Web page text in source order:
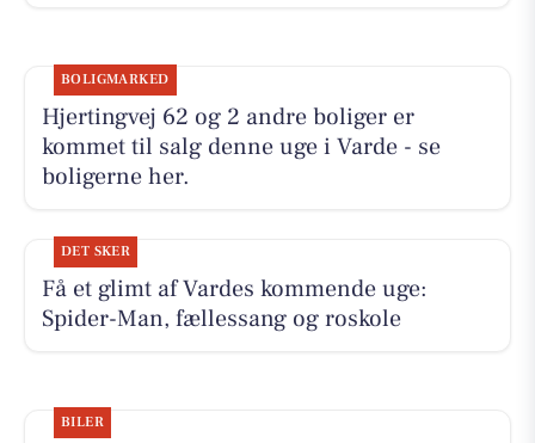
BOLIGMARKED
Hjertingvej 62 og 2 andre boliger er
kommet til salg denne uge i Varde - se
boligerne her.
DET SKER
Få et glimt af Vardes kommende uge:
Spider-Man, fællessang og roskole
BILER